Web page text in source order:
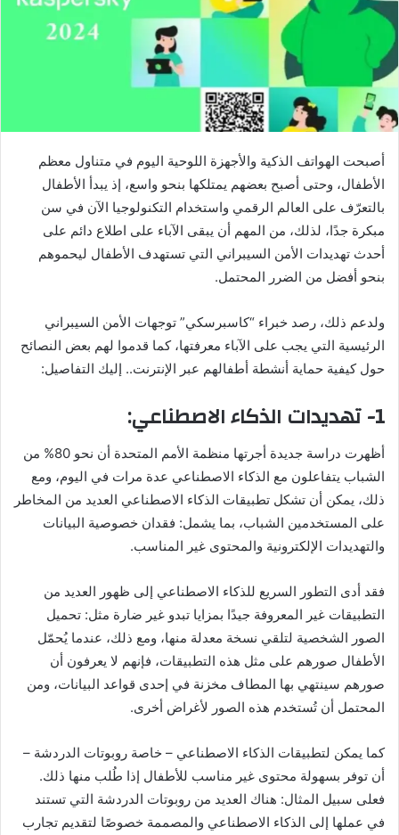
أصبحت الهواتف الذكية والأجهزة اللوحية اليوم في متناول معظم
الأطفال، وحتى أصبح بعضهم يمتلكها بنحو واسع، إذ يبدأ الأطفال
بالتعرّف على العالم الرقمي واستخدام التكنولوجيا الآن في سن
مبكرة جدًا، لذلك، من المهم أن يبقى الآباء على اطلاع دائم على
أحدث تهديدات الأمن السيبراني التي تستهدف الأطفال ليحموهم
بنحو أفضل من الضرر المحتمل.
ولدعم ذلك، رصد خبراء “كاسبرسكي” توجهات الأمن السيبراني
الرئيسية التي يجب على الآباء معرفتها، كما قدموا لهم بعض النصائح
حول كيفية حماية أنشطة أطفالهم عبر الإنترنت.. إليك التفاصيل:
1- تهديدات الذكاء الاصطناعي:
أظهرت دراسة جديدة أجرتها منظمة الأمم المتحدة أن نحو 80% من
الشباب يتفاعلون مع الذكاء الاصطناعي عدة مرات في اليوم، ومع
ذلك، يمكن أن تشكل تطبيقات الذكاء الاصطناعي العديد من المخاطر
على المستخدمين الشباب، بما يشمل: فقدان خصوصية البيانات
والتهديدات الإلكترونية والمحتوى غير المناسب.
فقد أدى التطور السريع للذكاء الاصطناعي إلى ظهور العديد من
التطبيقات غير المعروفة جيدًا بمزايا تبدو غير ضارة مثل: تحميل
الصور الشخصية لتلقي نسخة معدلة منها، ومع ذلك، عندما يُحمّل
الأطفال صورهم على مثل هذه التطبيقات، فإنهم لا يعرفون أن
صورهم سينتهي بها المطاف مخزنة في إحدى قواعد البيانات، ومن
المحتمل أن تُستخدم هذه الصور لأغراض أخرى.
كما يمكن لتطبيقات الذكاء الاصطناعي – خاصة روبوتات الدردشة –
أن توفر بسهولة محتوى غير مناسب للأطفال إذا طُلب منها ذلك.
فعلى سبيل المثال: هناك العديد من روبوتات الدردشة التي تستند
في عملها إلى الذكاء الاصطناعي والمصممة خصوصًا لتقديم تجارب